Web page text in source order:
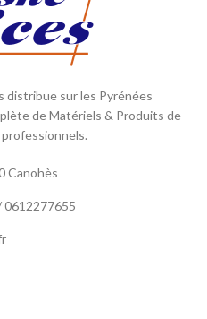
distribue sur les Pyrénées
de Matériels & Produits de
Canohès
0612277655